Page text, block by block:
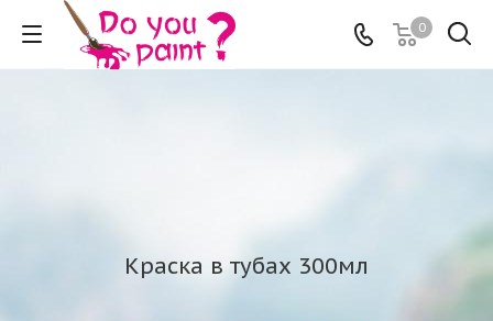
0
Краска в тубах 300мл